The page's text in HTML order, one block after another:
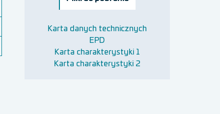
Karta danych technicznych
EPD
Karta charakterystyki 1
Karta charakterystyki 2